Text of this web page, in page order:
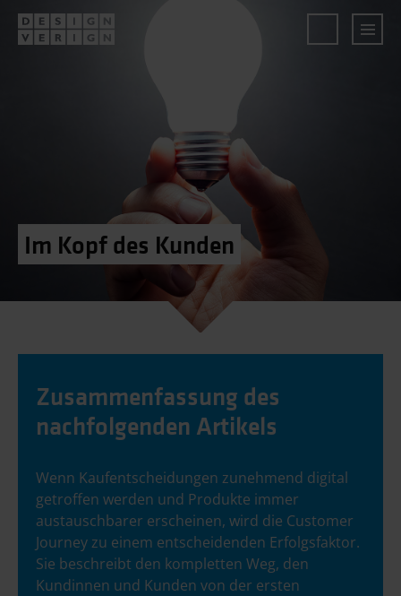
Im Kopf des Kunden
Zusammenfassung des
nachfolgenden Artikels
Wenn Kaufentscheidungen zunehmend digital
getroffen werden und Produkte immer
austauschbarer erscheinen, wird die Customer
Journey zu einem entscheidenden Erfolgsfaktor.
Sie beschreibt den kompletten Weg, den
Kundinnen und Kunden von der ersten